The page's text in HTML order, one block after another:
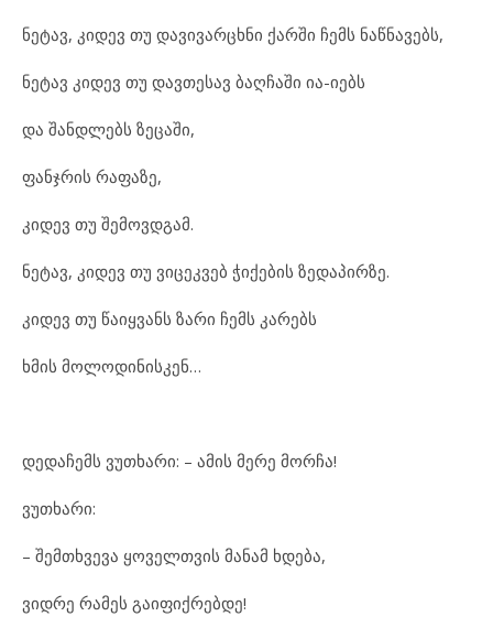
ნეტავ, კიდევ თუ დავივარცხნი ქარში ჩემს ნაწნავებს,
ნეტავ კიდევ თუ დავთესავ ბაღჩაში ია-იებს
და შანდლებს ზეცაში,
ფანჯრის რაფაზე,
კიდევ თუ შემოვდგამ.
ნეტავ, კიდევ თუ ვიცეკვებ ჭიქების ზედაპირზე.
კიდევ თუ წაიყვანს ზარი ჩემს კარებს
ხმის მოლოდინისკენ…
დედაჩემს ვუთხარი: – ამის მერე მორჩა!
ვუთხარი:
– შემთხვევა ყოველთვის მანამ ხდება,
ვიდრე რამეს გაიფიქრებდე!